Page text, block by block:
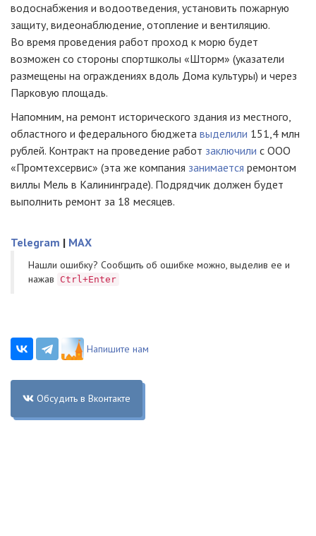
водоснабжения и водоотведения, установить пожарную
защиту, видеонаблюдение, отопление и вентиляцию.
Во время проведения работ проход к морю будет
возможен со стороны спортшколы «Шторм» (указатели
размещены на ограждениях вдоль Дома культуры) и через
Парковую площадь.
Напомним, на ремонт исторического здания из местного,
областного и федерального бюджета выделили 151,4 млн
рублей. Контракт на проведение работ заключили с ООО
«Промтехсервис» (эта же компания занимается ремонтом
виллы Мель в Калининграде). Подрядчик должен будет
выполнить ремонт за 18 месяцев.
Telegram | MAX
Нашли ошибку? Cообщить об ошибке можно, выделив ее и
нажав
Ctrl+Enter
Напишите нам
Обсудить в Вконтакте